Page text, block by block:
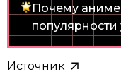
Почему аниме
популярности
Источник